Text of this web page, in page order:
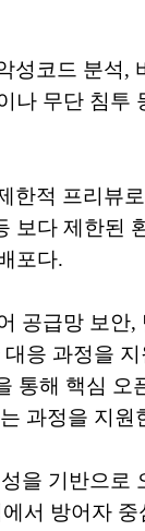
코드 분석,
무단 침투
적 프리뷰
보다 제한된
포다.
공급망 보안
응 과정을
통해 핵심
과정을 지원
을 기반으
서 방어자